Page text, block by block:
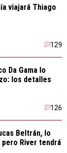
viajará Thiago
129
Da Gama lo
los detalles
126
Beltrán, lo
River tendrá